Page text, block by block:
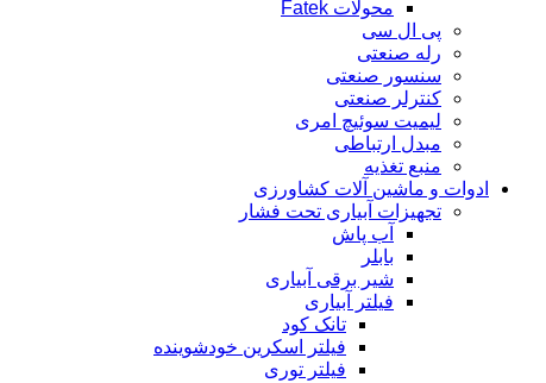
محولات Fatek
پی ال سی
رله صنعتی
سنسور صنعتی
کنترلر صنعتی
لیمیت سوئیچ امری
مبدل ارتباطی
منبع تغذیه
ادوات و ماشین آلات کشاورزی
تجهیزات آبیاری تحت فشار
آب پاش
بابلر
شیر برقی آبیاری
فیلتر آبیاری
تانک کود
فیلتر اسکرین خودشوینده
فیلتر توری